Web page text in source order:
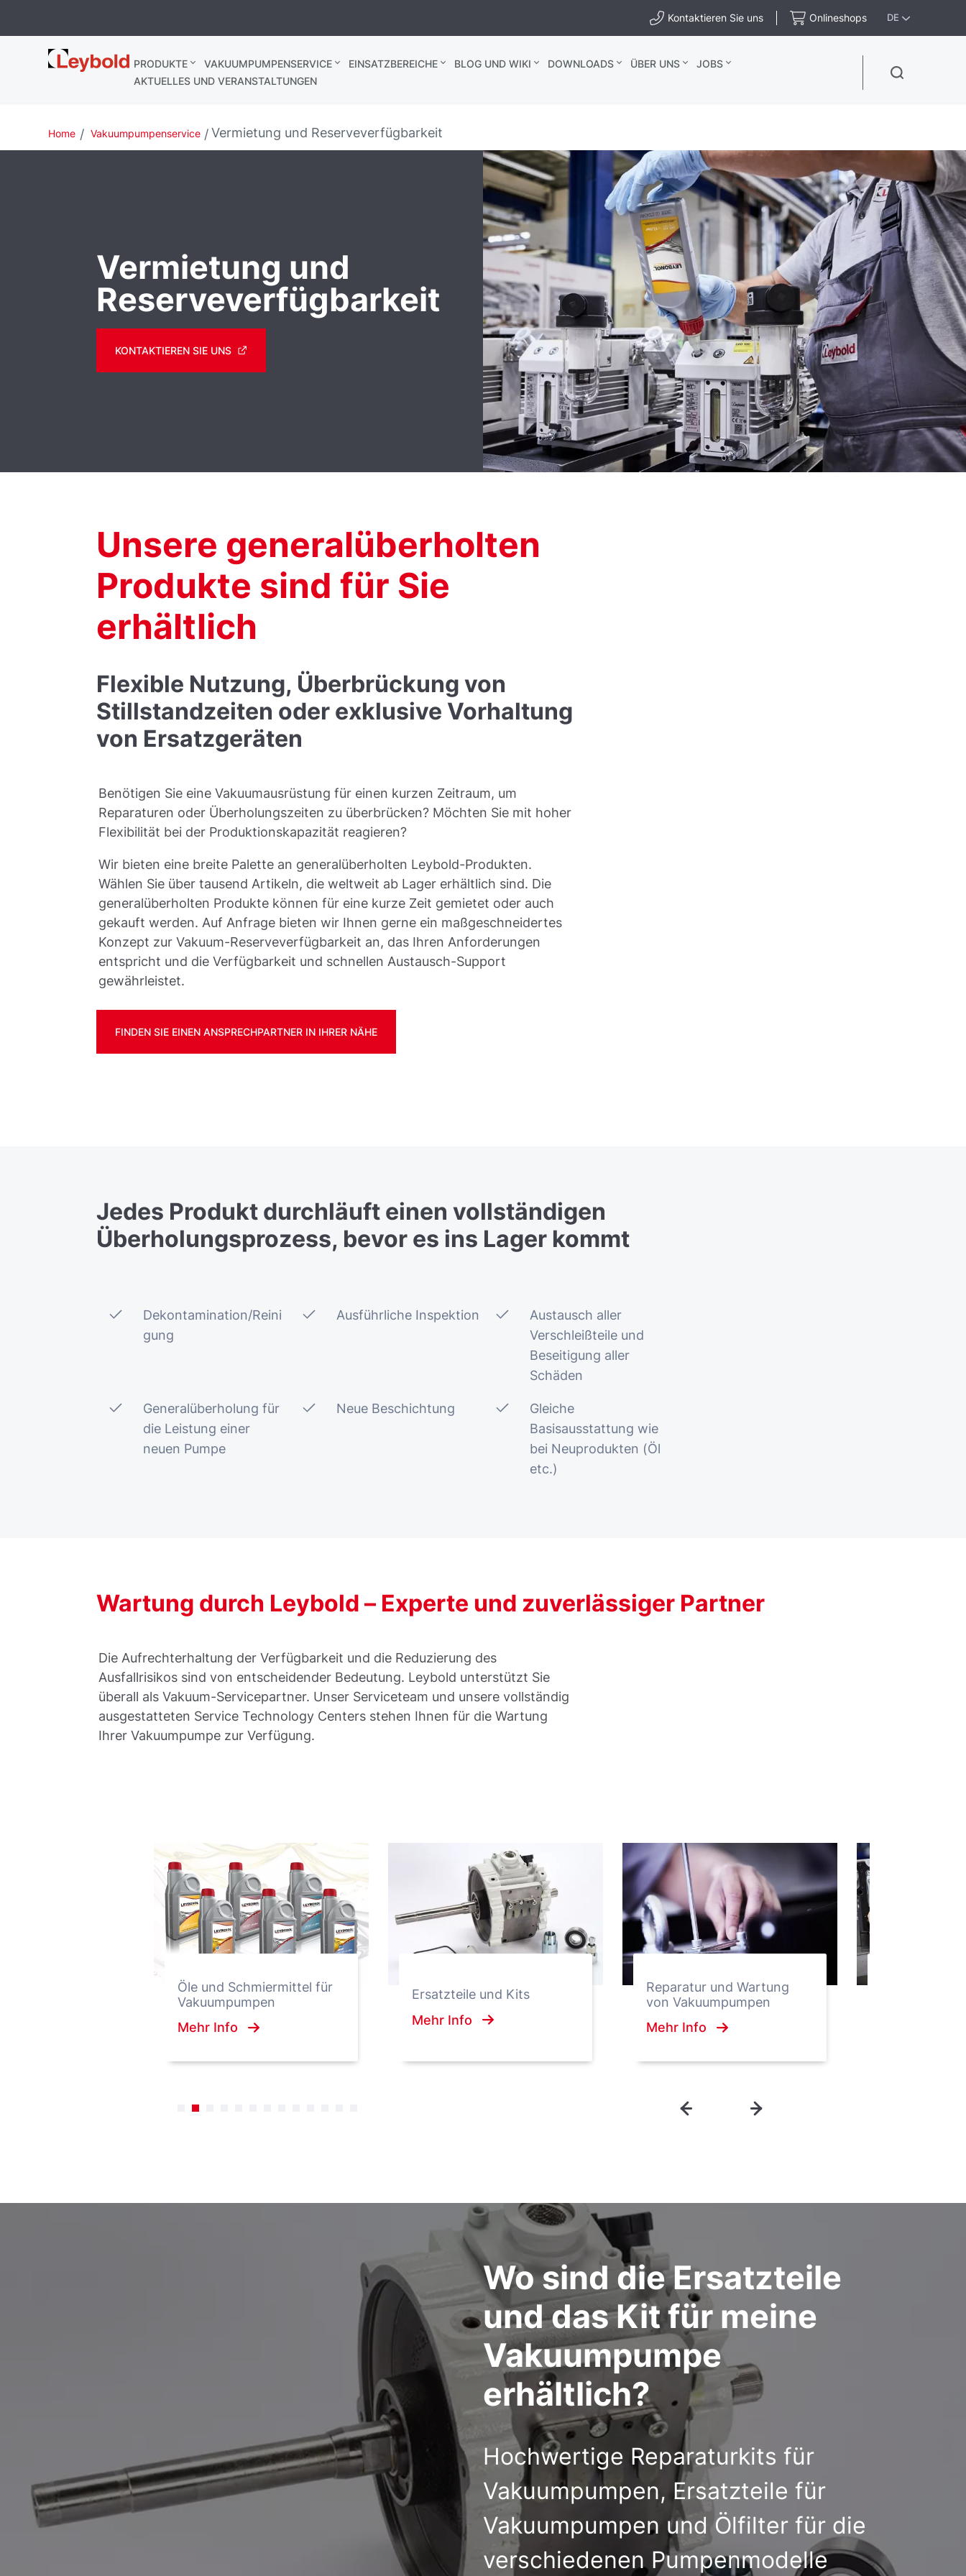
Kontaktieren Sie uns Onlineshops DE
Leybold
Deutschland
PRODUKTE VAKUUMPUMPENSERVICE EINSATZBEREICHE BLOG UND WIKI DOWNLOADS ÜBER UNS
JOBS
AKTUELLES UND VERANSTALTUNGEN
Home Vakuumpumpenservice Vermietung und Reserveverfügbarkeit
Vermietung und
Reserveverfügbarkeit
KONTAKTIEREN SIE UNS
Unsere generalüberholten
Produkte sind für Sie
erhältlich
Flexible Nutzung, Überbrückung von
Stillstandzeiten oder exklusive Vorhaltung
von Ersatzgeräten
Benötigen Sie eine Vakuumausrüstung für einen kurzen Zeitraum, um
Reparaturen oder Überholungszeiten zu überbrücken? Möchten Sie mit hoher
Flexibilität bei der Produktionskapazität reagieren?
Wir bieten eine breite Palette an generalüberholten Leybold-Produkten.
Wählen Sie über tausend Artikeln, die weltweit ab Lager erhältlich sind. Die
generalüberholten Produkte können für eine kurze Zeit gemietet oder auch
gekauft werden. Auf Anfrage bieten wir Ihnen gerne ein maßgeschneidertes
Konzept zur Vakuum-Reserveverfügbarkeit an, das Ihren Anforderungen
entspricht und die Verfügbarkeit und schnellen Austausch-Support
gewährleistet.
FINDEN SIE EINEN ANSPRECHPARTNER IN IHRER NÄHE
Jedes Produkt durchläuft einen vollständigen
Überholungsprozess, bevor es ins Lager kommt
Dekontamination/Reini
gung
Ausführliche Inspektion
Austausch aller
Verschleißteile und
Beseitigung aller
Schäden
Generalüberholung für
die Leistung einer
neuen Pumpe
Neue Beschichtung
Gleiche
Basisausstattung wie
bei Neuprodukten (Öl
etc.)
Wartung durch Leybold – Experte und zuverlässiger Partner
Die Aufrechterhaltung der Verfügbarkeit und die Reduzierung des
Ausfallrisikos sind von entscheidender Bedeutung. Leybold unterstützt Sie
überall als Vakuum-Servicepartner. Unser Serviceteam und unsere vollständig
ausgestatteten Service Technology Centers stehen Ihnen für die Wartung
Ihrer Vakuumpumpe zur Verfügung.
Öle und Schmiermittel für
Vakuumpumpen
Mehr Info
Ersatzteile und Kits
Mehr Info
Reparatur und Wartung
von Vakuumpumpen
Mehr Info
Wo sind die Ersatzteile
und das Kit für meine
Vakuumpumpe
erhältlich?
Hochwertige Reparaturkits für
Vakuumpumpen, Ersatzteile für
Vakuumpumpen und Ölfilter für die
verschiedenen Pumpenmodelle